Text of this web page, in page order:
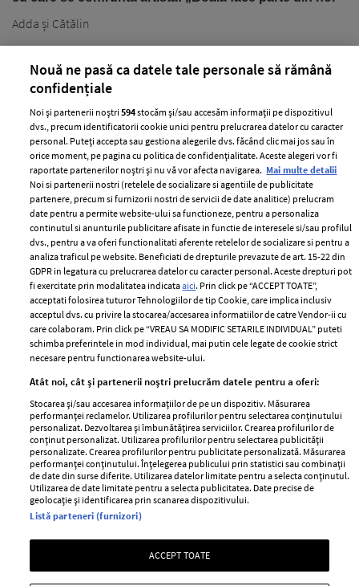
Adda și Cătălin
PARTENERI
Unul dintre cele mai folosite
aeroporturi din Europa își
închide complet porțile timp
de trei luni. Milioane de
pasageri, afectați
Un vecin instruit poate salva o
viață. Vezi despre ce e vorba
Intră în culisele noii colecții
Vara care te schimbă: cum
transformi fiecare amintire
într-o poveste pe care o porți
Nouă ne pasă ca datele tale personale să rămână
confidențiale
Noi și partenerii noștri594stocăm și/sau accesăm informații pe dispozitivul
dvs., precum identificatorii cookie unici pentru prelucrarea datelor cu caracter
personal. Puteți accepta sau gestiona alegerile dvs. făcând clic mai jos sau în
orice moment, pe pagina cu politica de confidențialitate. Aceste alegeri vor fi
raportate partenerilor noștri și nu vă vor afecta navigarea. Mai multe detalii
Noi si partenerii nostri (retelele de socializare si agentiile de publicitate
partenere, precum si furnizorii nostri de servicii de date analitice) prelucram
date pentru a permite website-ului sa functioneze, pentru a personaliza
continutul si anunturile publicitare afisate in functie de interesele si/sau profilul
dvs., pentru a va oferi functionalitati aferente retelelor de socializare si pentru a
analiza traficul pe website. Beneficiati de drepturile prevazute de art. 15-22 din
GDPR in legatura cu prelucrarea datelor cu caracter personal. Aceste drepturi pot
fi exercitate prin modalitatea indicataaici. Prin click pe “ACCEPT TOATE”,
acceptati folosirea tuturor Tehnologiilor de tip Cookie, care implica inclusiv
acceptul dvs. cu privire la stocarea/accesarea informatiilor de catre Vendor-ii cu
care colaboram. Prin click pe “VREAU SA MODIFIC SETARILE INDIVIDUAL” puteti
schimba preferintele in mod individual, mai putin cele legate de cookie strict
necesare pentru functionarea website-ului.
Atât noi, cât și partenerii noștri prelucrăm datele pentru a oferi:
Stocarea și/sau accesarea informațiilor de pe un dispozitiv. Măsurarea
performanței reclamelor. Utilizarea profilurilor pentru selectarea conținutului
personalizat. Dezvoltarea și îmbunătățirea serviciilor. Crearea profilurilor de
conținut personalizat. Utilizarea profilurilor pentru selectarea publicității
personalizate. Crearea profilurilor pentru publicitate personalizată. Măsurarea
performanței conținutului. Înțelegerea publicului prin statistici sau combinații
de date din surse diferite. Utilizarea datelor limitate pentru a selecta conținutul.
Utilizarea de date limitate pentru a selecta publicitatea. Date precise de
geolocație și identificarea prin scanarea dispozitivului.
Listă parteneri (furnizori)
ACCEPT TOATE